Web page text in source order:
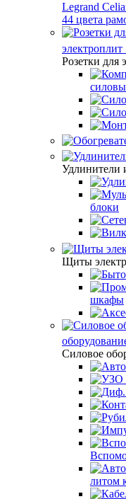
Legrand
44 цвета
электроплит
Розетки для
Удлинители
блоки
Щиты
шкафы
Силовое
литом